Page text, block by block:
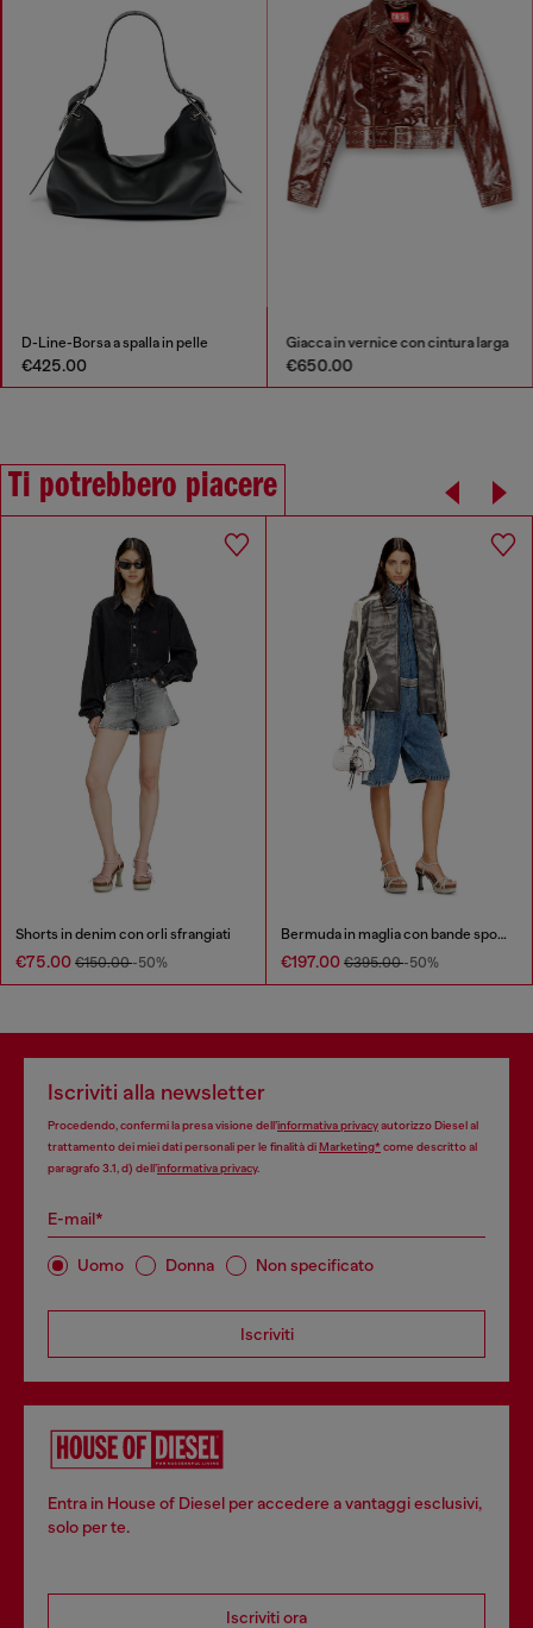
D-Line-Borsa a spalla in pelle
€425.00
Giacca in vernice con cintura larga
€650.00
Ti potrebbero piacere
Shorts in denim con orli sfrangiati
€75.00 €150.00-50%
Bermuda in maglia con bande sportive
€197.00 €395.00-50%
Iscriviti alla newsletter
Procedendo, confermi la presa visione dell’informativa privacyautorizzo Diesel al
trattamento dei miei dati personali per le finalità diMarketing*come descritto al
paragrafo 3.1, d) dell’informativa privacy.
E-mail*
Uomo Donna Non specificato
Iscriviti
Entra in House of Diesel per accedere a vantaggi esclusivi,
solo per te.
Iscriviti ora